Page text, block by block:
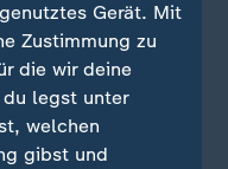
Trump?
Übernachtung
nimmt, kann er
mehr
Gerät. Mit
Zustimmung zu
die wir deine
legst unter
welchen
gibst und